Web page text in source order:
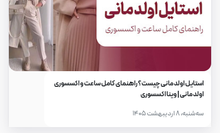
استایل اولد مانی چیست؟ راهنمای کامل ساعت و اکسسوری
اولد مانی | وینا اکسسوری
سه‌شنبه، ۸ اردیبهشت ۱۴۰۵